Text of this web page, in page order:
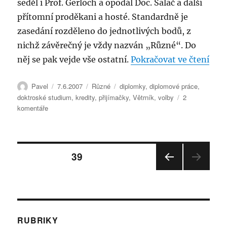
seděl i Prof. Gerloch a opodál Doc. Salač a další
přítomní proděkani a hosté. Standardně je
zasedání rozděleno do jednotlivých bodů, z
nichž závěrečný je vždy nazván „Různé“. Do
něj se pak vejde vše ostatní.Pokračovat ve čtení
Autor:
Pavel Publikováno:
7.6.2007 Rubriky:
Různé Štítky:
diplomky,diplomové práce,
doktroské studium,kredity,přijímačky,Větrník,volby
2
komentářeu
názvem
jako
Stránkování
STRÁ
STRÁNKA:39
RUBRIKY